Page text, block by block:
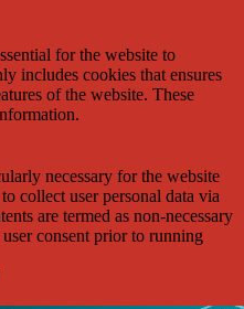
for the website to
includes cookies that ensures
of the website. These
necessary for the website
collect user personal data via
are termed as non-necessary
consent prior to running